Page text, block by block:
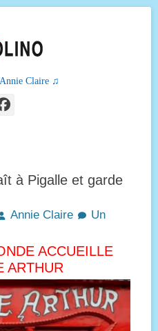
Claire ♫
Facebook
à Pigalle et garde
Annie Claire
Un
ACCUEILLE
ARTHUR